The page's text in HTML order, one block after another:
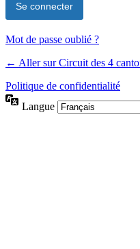
Mot de passe oublié ?
← Aller sur Circuit des 4
Politique de confidentialité
Langue